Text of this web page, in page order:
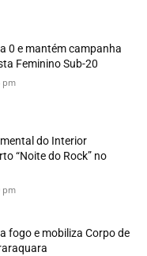
0 e mantém campanha
Feminino Sub-20
pm
do Interior
“Noite do Rock” no
pm
fogo e mobiliza Corpo de